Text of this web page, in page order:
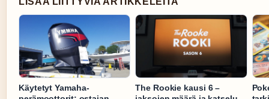
Käytetyt Yamaha-
The Rookie kausi 6 –